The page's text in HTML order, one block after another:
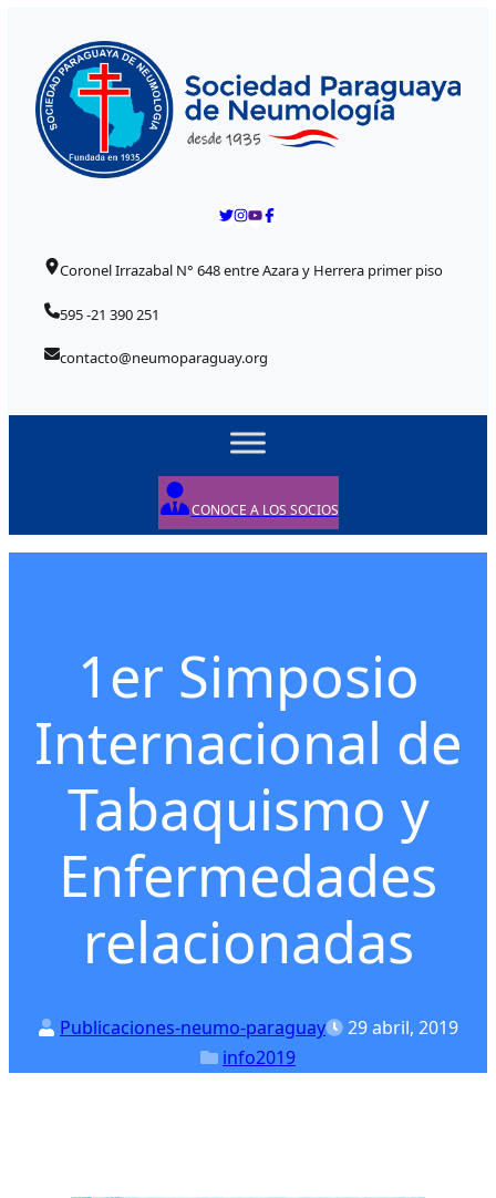
Coronel Irrazabal N° 648 entre Azara y Herrera primer piso
595 -21 390 251
contacto@neumoparaguay.org
CONOCE A LOS SOCIOS
1er Simposio
Internacional de
Tabaquismo y
Enfermedades
relacionadas
Publicaciones-neumo-paraguay 29 abril, 2019
info2019